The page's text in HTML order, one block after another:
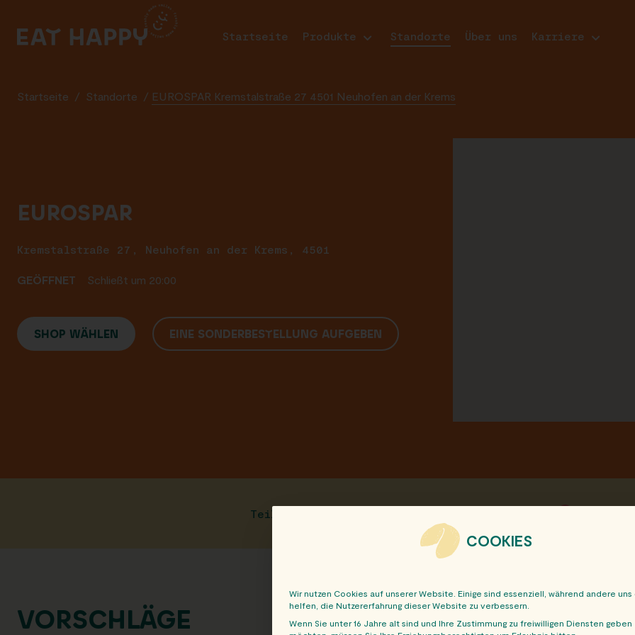
MAIN
Startseite Produkte Standorte Über uns Karriere
Startseite / Standorte / EUROSPAR Kremstalstraße 27 4501 Neuhofen an der Krems
EUROSPAR
Kremstalstraße 27, Neuhofen an der Krems, 4501
GEÖFFNET Schließt um 20:00
SHOP WÄHLEN EINE SONDERBESTELLUNG AUFGEBEN
Teile diesen Beitrag mit deinen Freunden:
VORSCHLÄGE
COOKIES
Wir nutzen Cookies auf unserer Website. Einige sind essenziell, während andere uns
helfen, die Nutzererfahrung dieser Website zu verbessern.
Wenn Sie unter 16 Jahre alt sind und Ihre Zustimmung zu freiwilligen Diensten geben